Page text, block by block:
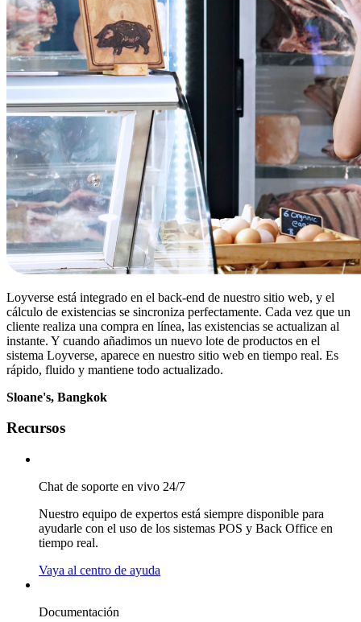
Loyverse está integrado en el back-end de nuestro sitio web, y el
cálculo de existencias se sincroniza perfectamente. Cada vez que un
cliente realiza una compra en línea, las existencias se actualizan al
instante. Y cuando añadimos un nuevo lote de productos en el
sistema Loyverse, aparece en nuestro sitio web en tiempo real. Es
rápido, fluido y mantiene todo actualizado.
Sloane's, Bangkok
Recursos
Chat de soporte en vivo 24/7
Nuestro equipo de expertos está siempre disponible para
ayudarle con el uso de los sistemas POS y Back Office en
tiempo real.
Vaya al centro de ayuda
Documentación